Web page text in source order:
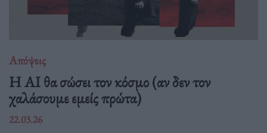
Απόψεις
Η AI θα σώσει τον κόσμο (αν δεν τον
χαλάσουμε εμείς πρώτα)
22.03.26